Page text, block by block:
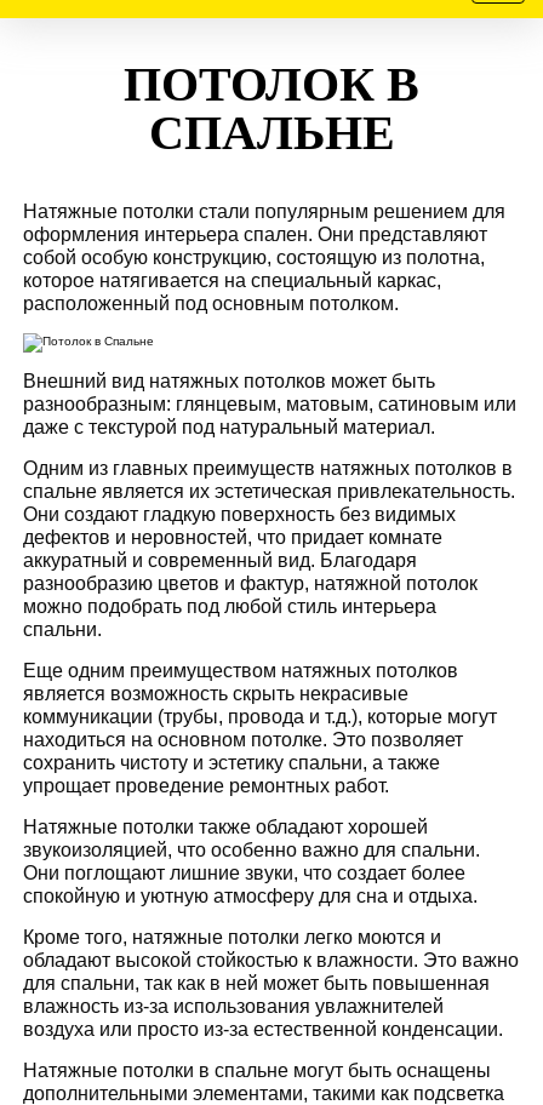
ПОТОЛОК В
СПАЛЬНЕ
Натяжные потолки стали популярным решением для
оформления интерьера спален. Они представляют
собой особую конструкцию, состоящую из полотна,
которое натягивается на специальный каркас,
расположенный под основным потолком.
Внешний вид натяжных потолков может быть
разнообразным: глянцевым, матовым, сатиновым или
даже с текстурой под натуральный материал.
Одним из главных преимуществ натяжных потолков в
спальне является их эстетическая привлекательность.
Они создают гладкую поверхность без видимых
дефектов и неровностей, что придает комнате
аккуратный и современный вид. Благодаря
разнообразию цветов и фактур, натяжной потолок
можно подобрать под любой стиль интерьера
спальни.
Еще одним преимуществом натяжных потолков
является возможность скрыть некрасивые
коммуникации (трубы, провода и т.д.), которые могут
находиться на основном потолке. Это позволяет
сохранить чистоту и эстетику спальни, а также
упрощает проведение ремонтных работ.
Натяжные потолки также обладают хорошей
звукоизоляцией, что особенно важно для спальни.
Они поглощают лишние звуки, что создает более
спокойную и уютную атмосферу для сна и отдыха.
Кроме того, натяжные потолки легко моются и
обладают высокой стойкостью к влажности. Это важно
для спальни, так как в ней может быть повышенная
влажность из-за использования увлажнителей
воздуха или просто из-за естественной конденсации.
Натяжные потолки в спальне могут быть оснащены
дополнительными элементами, такими как подсветка